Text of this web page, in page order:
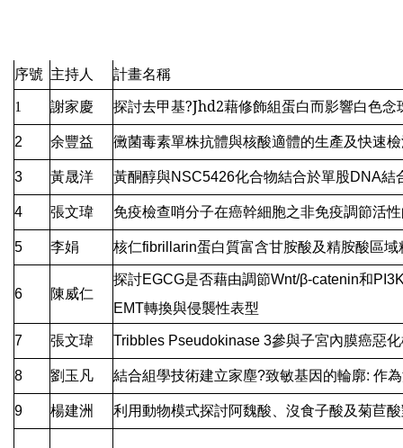
序號 主持人 計畫名稱
1 謝家慶 探討去甲基?Jhd2藉修飾組蛋白而影響白色
2 余豐益 黴菌毒素單株抗體與核酸適體的生產及快速
3 黃晟洋 黃酮醇與NSC5426化合物結合於單股DNA結
4 張文瑋 免疫檢查哨分子在癌幹細胞之非免疫調節活
5 李娟 核仁fibrillarin蛋白質富含甘胺酸及精胺酸區
6 陳威仁
探討EGCG是否藉由調節Wnt/β-catenin和
EMT轉換與侵襲性表型
7 張文瑋 Tribbles Pseudokinase 3參與子宮內膜癌惡
8 劉玉凡 結合組學技術建立家塵?致敏基因的輪廓: 作
9 楊建洲 利用動物模式探討阿魏酸、沒食子酸及菊苣